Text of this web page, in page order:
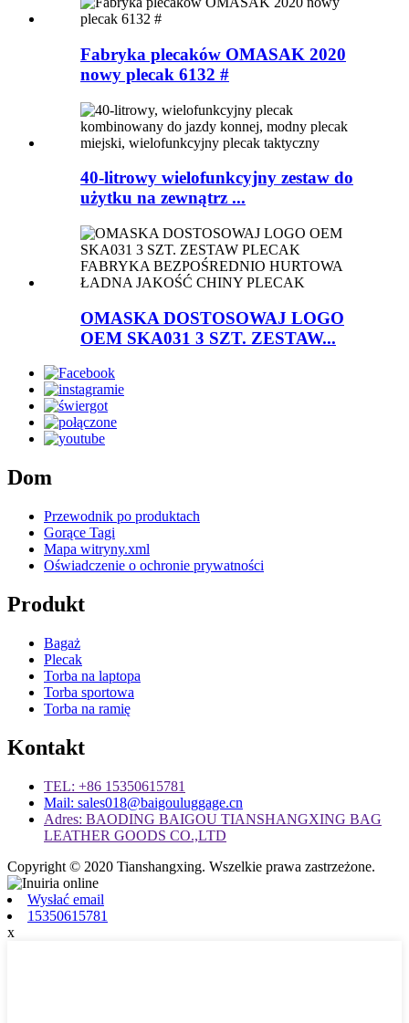
Fabryka plecaków OMASAK 2020
nowy plecak 6132 #
40-litrowy wielofunkcyjny zestaw do
użytku na zewnątrz ...
OMASKA DOSTOSOWAJ LOGO
OEM SKA031 3 SZT. ZESTAW...
Dom
Przewodnik po produktach
Gorące Tagi
Mapa witryny.xml
Oświadczenie o ochronie prywatności
Produkt
Bagaż
Plecak
Torba na laptopa
Torba sportowa
Torba na ramię
Kontakt
TEL: +86 15350615781
Mail: sales018@baigouluggage.cn
Adres: BAODING BAIGOU TIANSHANGXING BAG
LEATHER GOODS CO.,LTD
Copyright © 2020 Tianshangxing. Wszelkie prawa zastrzeżone.
Wysłać email
15350615781
x